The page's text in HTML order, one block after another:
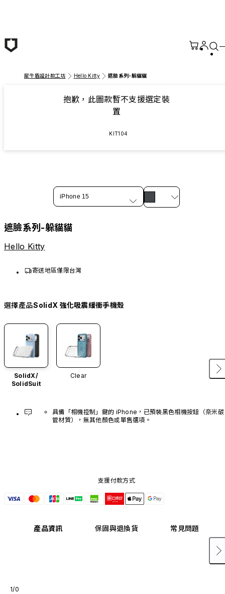
犀牛盾設計款工坊 Hello Kitty 遮臉系列-躲貓貓
抱歉，此圖款暫不支援選定裝
置
KIT104
iPhone 15
遮臉系列-躲貓貓
Hello Kitty
寄送地區僅限台灣
選擇產品SolidX 強化吸震緩衝手機殼
SolidX/
SolidSuit
Clear
具備「相機控制」鍵的 iPhone，已預裝黑色相機按鈕（奈米碳
管材質），無其他顏色或單售選項。
支援付款方式
產品資訊 保固與退換貨 常見問題
1/0